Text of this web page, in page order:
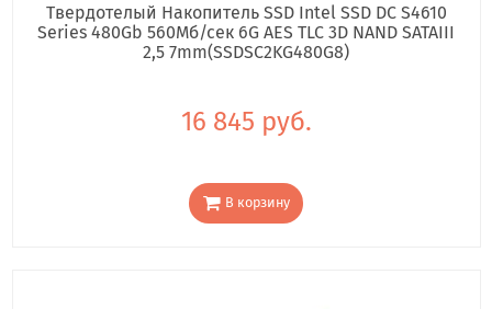
Твердотелый Накопитель SSD Intel SSD DC S4610
Series 480Gb 560Мб/сек 6G AES TLC 3D NAND SATAIII
2,5 7mm(SSDSC2KG480G8)
16 845 руб.
В корзину